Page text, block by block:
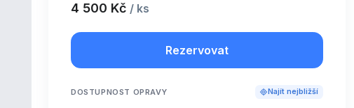
4 500 Kč / ks
Rezervovat
DOSTUPNOST OPRAVY Najít nejbližší